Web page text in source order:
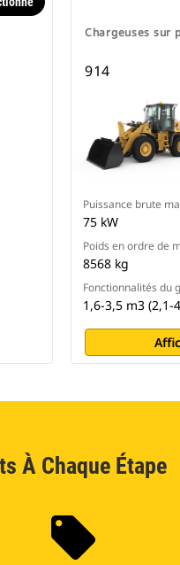
Chargeuses sur
914
Puissance brute
75 kW
Poids en ordre de
8568 kg
Fonctionnalités du
1,6-3,5 m3 (2,1-
À Chaque Étape